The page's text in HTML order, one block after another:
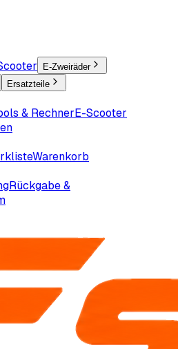
E-Zweiräder
Ersatzteile
& RechnerE-Scooter
Warenkorb
Rückgabe &